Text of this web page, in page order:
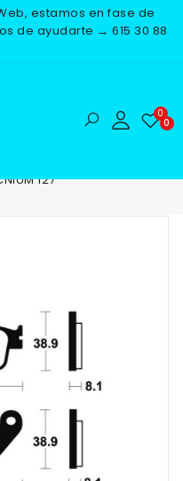
estamos en fase de
de ayudarte → 615 30 88
127